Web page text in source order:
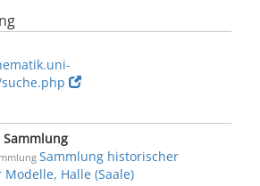
Sammlung historischer
Halle (Saale)